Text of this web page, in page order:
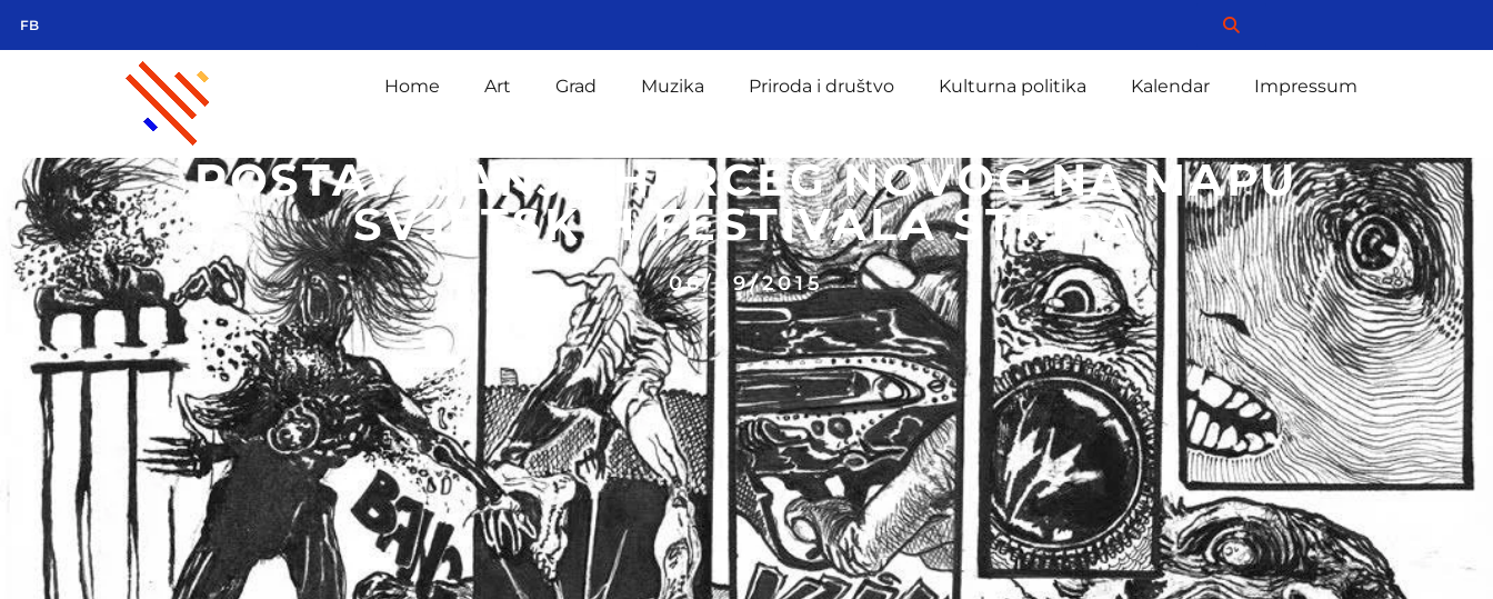
FB
Home Art Grad Muzika Priroda i društvo Kulturna politika Kalendar Impressum
POSTAVLJANJE HERCEG NOVOG NA MAPU
SVJETSKIH FESTIVALA STRIPA
06/09/2015